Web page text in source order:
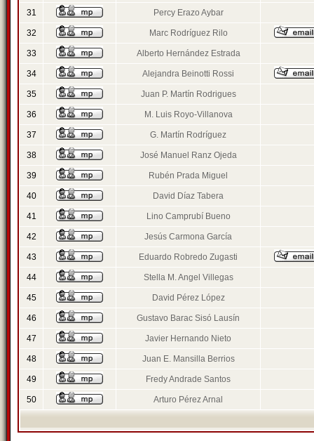
31 Percy Erazo Aybar
32 Marc Rodríguez Rilo
33 Alberto Hernández Estrada
34 Alejandra Beinotti Rossi
35 Juan P. Martín Rodrigues
36 M. Luis Royo-Villanova
37 G. Martín Rodríguez
38 José Manuel Ranz Ojeda
39 Rubén Prada Miguel
40 David Díaz Tabera
41 Lino Camprubí Bueno
42 Jesús Carmona García
43 Eduardo Robredo Zugasti
44 Stella M. Angel Villegas
45 David Pérez López
46 Gustavo Barac Sisó Lausín
47 Javier Hernando Nieto
48 Juan E. Mansilla Berrios
49 Fredy Andrade Santos
50 Arturo Pérez Arnal